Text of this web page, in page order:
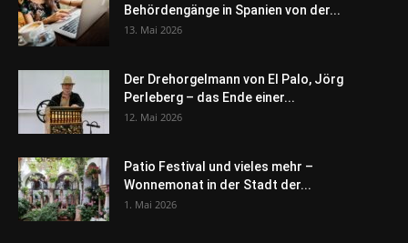
Behördengänge in Spanien von der...
13. Mai 2026
Der Drehorgelmann von El Palo, Jörg
Perleberg – das Ende einer...
12. Mai 2026
Patio Festival und vieles mehr –
Wonnemonat in der Stadt der...
1. Mai 2026